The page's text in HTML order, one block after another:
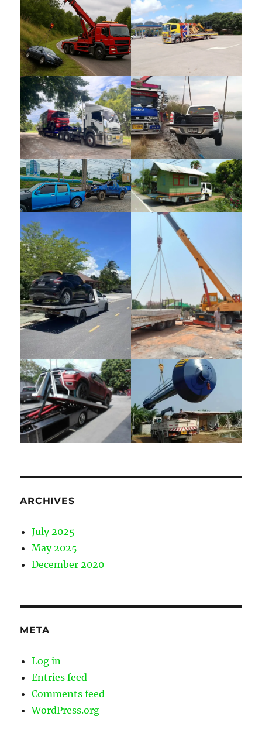
ARCHIVES
July 2025
May 2025
December 2020
META
Log in
Entries feed
Comments feed
WordPress.org